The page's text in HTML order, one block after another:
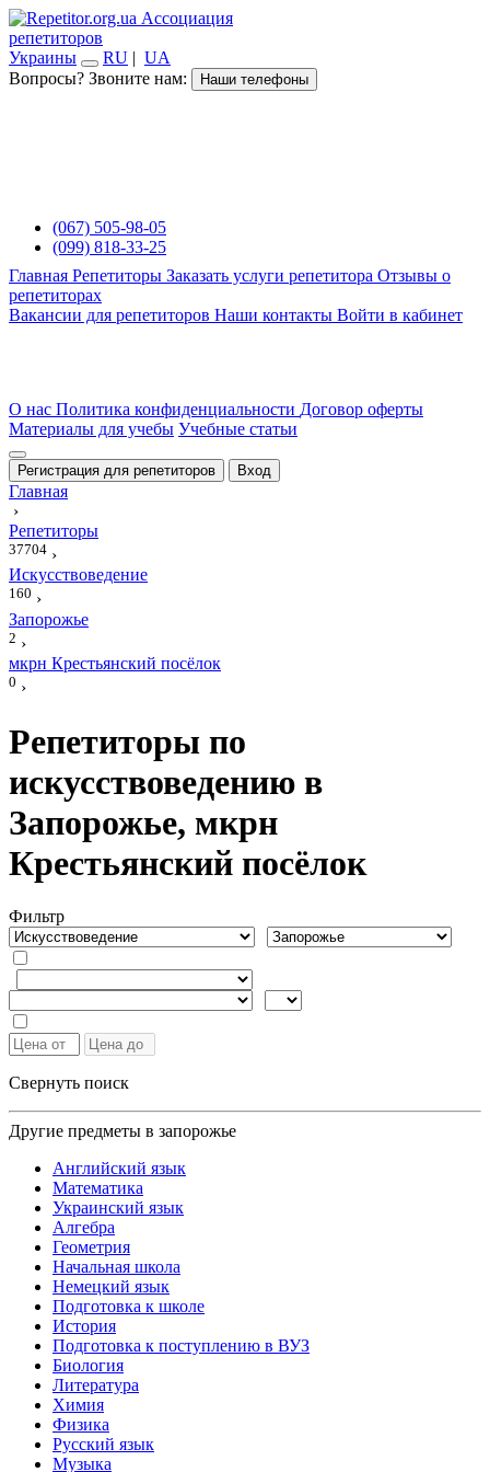
Ассоциация
репетиторов
Украины
RU | UA
Вопросы? Звоните нам:
Наши телефоны
(067) 505-98-05
(099) 818-33-25
Главная Репетиторы Заказать услуги репетитора Отзывы о
репетиторах
Вакансии для репетиторов Наши контакты Войти в кабинет
О нас Политика конфиденциальности Договор оферты
Материалы для учебы Учебные статьи
Регистрация для репетиторов Вход
Главная
›
Репетиторы
37704 ›
Искусствоведение
160 ›
Запорожье
2 ›
мкрн Крестьянский посёлок
0 ›
Репетиторы по
искусствоведению в
Запорожье, мкрн
Крестьянский посёлок
Фильтр
Свернуть поиск
Другие предметы в запорожье
Английский язык
Математика
Украинский язык
Алгебра
Геометрия
Начальная школа
Немецкий язык
Подготовка к школе
История
Подготовка к поступлению в ВУЗ
Биология
Литература
Химия
Физика
Русский язык
Музыка